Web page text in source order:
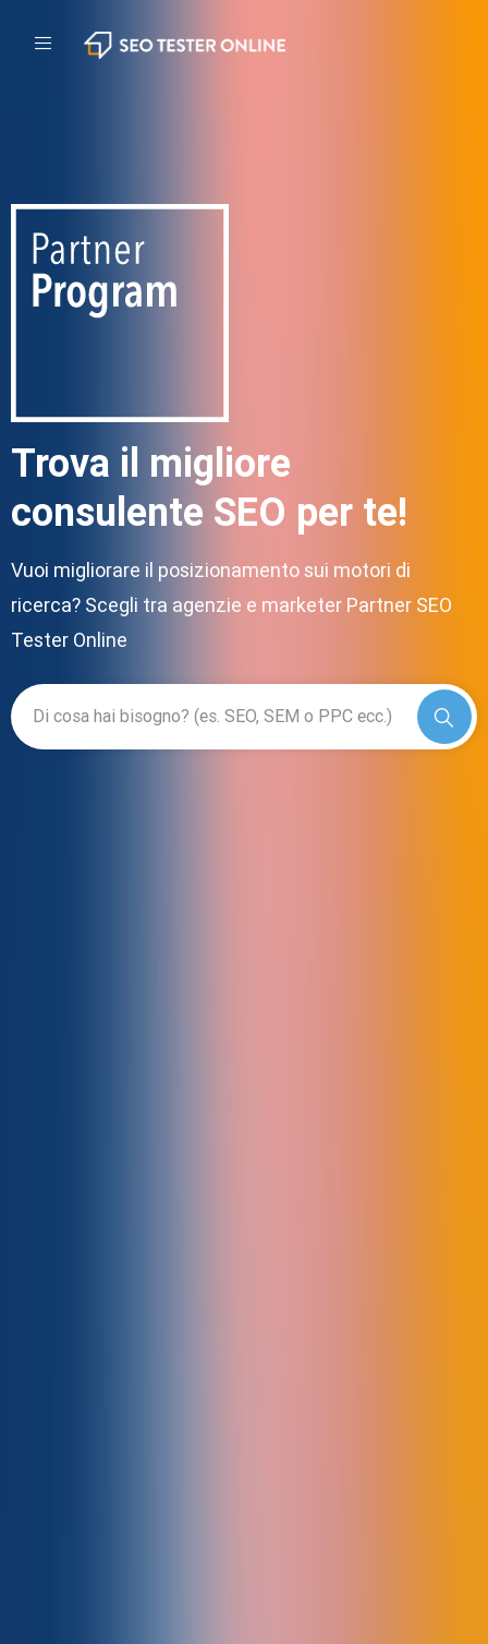
Trova il migliore
consulente SEO per te!
Vuoi migliorare il posizionamento sui motori di
ricerca? Scegli tra agenzie e marketer Partner SEO
Tester Online